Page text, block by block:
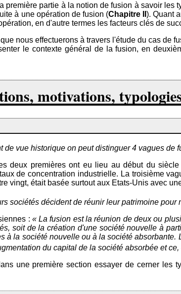
partie à la notion de fusion à savoir les
à une opération de fusion (Chapitre II ). Quant
en d'autre termes les facteurs clés de
nous effectuerons à travers l'étude du cas de
le contexte général de la fusion, en
motivations,
de vue historique on peut distinguer 4 vagues de
deux premières ont eu lieu au début du
de concentration industrielle. La troisième
vingt, était basée surtout aux Etats-Unis avec
sociétés décident de réunir leur patrimoine pour
: « La fusion est la réunion de deux ou
soit de la création d'une société nouvelle à
à la société nouvelle ou à la société
du capital de la société absorbée et
une première section essayer de cerner